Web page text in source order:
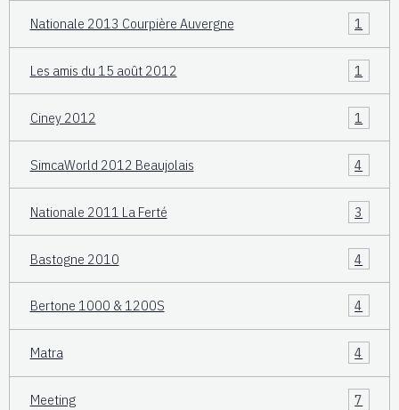
Nationale 2013 Courpière Auvergne 1
Les amis du 15 août 2012 1
Ciney 2012 1
SimcaWorld 2012 Beaujolais 4
Nationale 2011 La Ferté 3
Bastogne 2010 4
Bertone 1000 & 1200S 4
Matra 4
Meeting 7